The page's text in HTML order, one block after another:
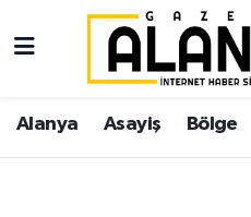
Alanya Asayiş Bölge
Alanya
Asayiş
İstanbul Nöbetçi
İstanbul Hava Durumu